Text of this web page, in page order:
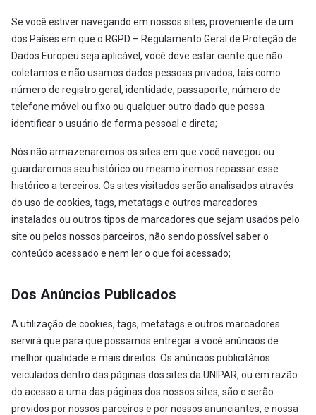
Se você estiver navegando em nossos sites, proveniente de um
dos Países em que o RGPD – Regulamento Geral de Proteção de
Dados Europeu seja aplicável, você deve estar ciente que não
coletamos e não usamos dados pessoas privados, tais como
número de registro geral, identidade, passaporte, número de
telefone móvel ou fixo ou qualquer outro dado que possa
identificar o usuário de forma pessoal e direta;
Nós não armazenaremos os sites em que você navegou ou
guardaremos seu histórico ou mesmo iremos repassar esse
histórico a terceiros. Os sites visitados serão analisados através
do uso de cookies, tags, metatags e outros marcadores
instalados ou outros tipos de marcadores que sejam usados pelo
site ou pelos nossos parceiros, não sendo possível saber o
conteúdo acessado e nem ler o que foi acessado;
Dos Anúncios Publicados
A utilização de cookies, tags, metatags e outros marcadores
servirá que para que possamos entregar a você anúncios de
melhor qualidade e mais direitos. Os anúncios publicitários
veiculados dentro das páginas dos sites da UNIPAR, ou em razão
do acesso a uma das páginas dos nossos sites, são e serão
providos por nossos parceiros e por nossos anunciantes, e nossa